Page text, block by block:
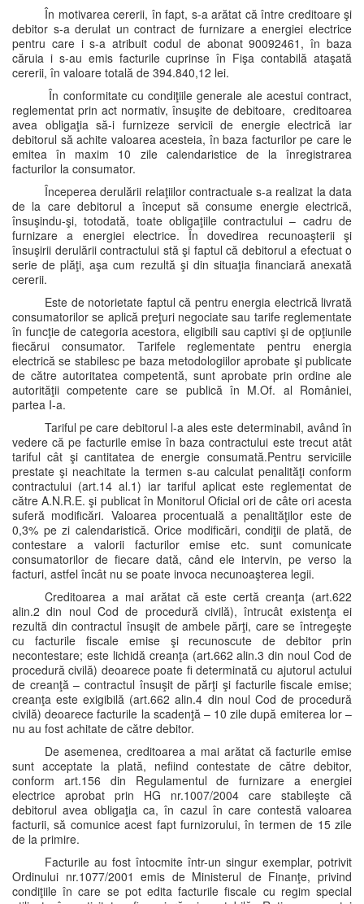
În motivarea cererii, în fapt, s-a arătat că între creditoare şi
debitor s-a derulat un contract de furnizare a energiei electrice
pentru care i s-a atribuit codul de abonat 90092461, în baza
căruia i s-au emis facturile cuprinse în Fişa contabilă ataşată
cererii, în valoare totală de 394.840,12 lei.
În conformitate cu condiţiile generale ale acestui contract,
reglementat prin act normativ, însuşite de debitoare, creditoarea
avea obligaţia să-i furnizeze servicii de energie electrică iar
debitorul să achite valoarea acesteia, în baza facturilor pe care le
emitea în maxim 10 zile calendaristice de la înregistrarea
facturilor la consumator.
Începerea derulării relaţiilor contractuale s-a realizat la data
de la care debitorul a început să consume energie electrică,
însuşindu-şi, totodată, toate obligaţiile contractului – cadru de
furnizare a energiei electrice. În dovedirea recunoaşterii şi
însuşirii derulării contractului stă şi faptul că debitorul a efectuat o
serie de plăţi, aşa cum rezultă şi din situaţia financiară anexată
cererii.
Este de notorietate faptul că pentru energia electrică livrată
consumatorilor se aplică preţuri negociate sau tarife reglementate
în funcţie de categoria acestora, eligibili sau captivi şi de opţiunile
fiecărui consumator. Tarifele reglementate pentru energia
electrică se stabilesc pe baza metodologiilor aprobate şi publicate
de către autoritatea competentă, sunt aprobate prin ordine ale
autorităţii competente care se publică în M.Of. al României,
partea I-a.
Tariful pe care debitorul l-a ales este determinabil, având în
vedere că pe facturile emise în baza contractului este trecut atât
tariful cât şi cantitatea de energie consumată.Pentru serviciile
prestate şi neachitate la termen s-au calculat penalităţi conform
contractului (art.14 al.1) iar tariful aplicat este reglementat de
către A.N.R.E. şi publicat în Monitorul Oficial ori de câte ori acesta
suferă modificări. Valoarea procentuală a penalităţilor este de
0,3% pe zi calendaristică. Orice modificări, condiţii de plată, de
contestare a valorii facturilor emise etc. sunt comunicate
consumatorilor de fiecare dată, când ele intervin, pe verso la
facturi, astfel încât nu se poate invoca necunoaşterea legii.
Creditoarea a mai arătat că este certă creanţa (art.622
alin.2 din noul Cod de procedură civilă), întrucât existenţa ei
rezultă din contractul însuşit de ambele părţi, care se întregeşte
cu facturile fiscale emise şi recunoscute de debitor prin
necontestare; este lichidă creanţa (art.662 alin.3 din noul Cod de
procedură civilă) deoarece poate fi determinată cu ajutorul actului
de creanţă – contractul însuşit de părţi şi facturile fiscale emise;
creanţa este exigibilă (art.662 alin.4 din noul Cod de procedură
civilă) deoarece facturile la scadenţă – 10 zile după emiterea lor –
nu au fost achitate de către debitor.
De asemenea, creditoarea a mai arătat că facturile emise
sunt acceptate la plată, nefiind contestate de către debitor,
conform art.156 din Regulamentul de furnizare a energiei
electrice aprobat prin HG nr.1007/2004 care stabileşte că
debitorul avea obligaţia ca, în cazul în care contestă valoarea
facturii, să comunice acest fapt furnizorului, în termen de 15 zile
de la primire.
Facturile au fost întocmite într-un singur exemplar, potrivit
Ordinului nr.1077/2001 emis de Ministerul de Finanţe, privind
condiţiile în care se pot edita facturile fiscale cu regim special